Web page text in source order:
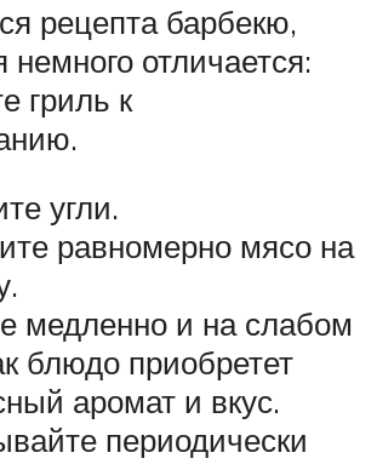
рецепта барбекю,
немного отличается:
гриль к
угли.
равномерно мясо на
медленно и на слабом
блюдо приобретет
аромат и вкус.
периодически